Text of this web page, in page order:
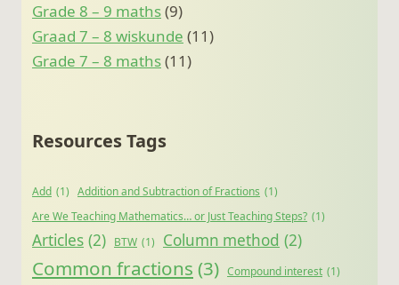
Grade 8 – 9 maths(9)
Graad 7 – 8 wiskunde (11)
Grade 7 – 8 maths(11)
Resources Tags
Add (1) Addition and Subtraction of Fractions (1)
Are We Teaching Mathematics… or Just Teaching Steps? (1)
Articles (2) BTW (1) Column method (2)
Common fractions (3) Compound interest (1)